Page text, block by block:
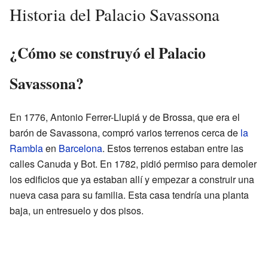
Historia del Palacio Savassona
¿Cómo se construyó el Palacio
Savassona?
En 1776, Antonio Ferrer-Llupiá y de Brossa, que era el
barón de Savassona, compró varios terrenos cerca de la
Ramblaen Barcelona. Estos terrenos estaban entre las
calles Canuda y Bot. En 1782, pidió permiso para demoler
los edificios que ya estaban allí y empezar a construir una
nueva casa para su familia. Esta casa tendría una planta
baja, un entresuelo y dos pisos.